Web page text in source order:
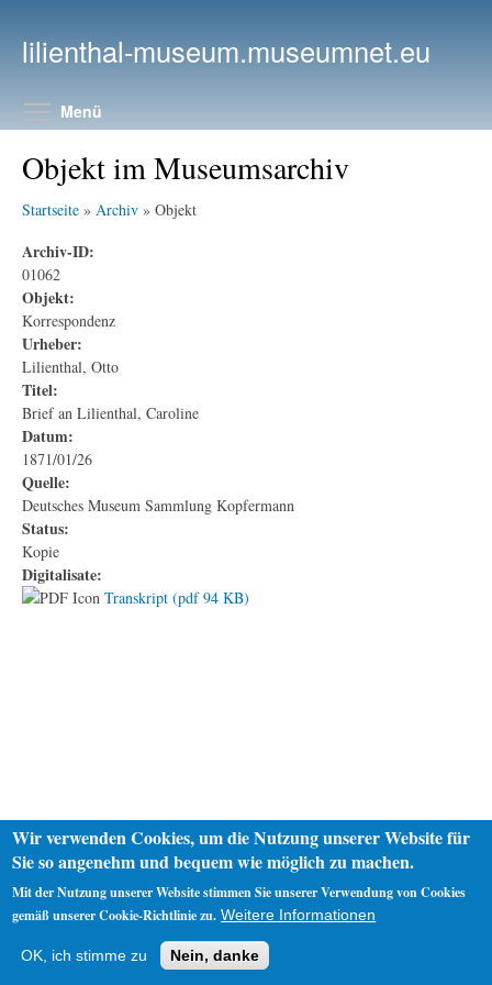
lilienthal-museum.museumnet.eu
Menü
Objekt im Museumsarchiv
Startseite » Archiv » Objekt
Archiv-ID:
01062
Objekt:
Korrespondenz
Urheber:
Lilienthal, Otto
Titel:
Brief an Lilienthal, Caroline
Datum:
1871/01/26
Quelle:
Deutsches Museum Sammlung Kopfermann
Status:
Kopie
Digitalisate:
Transkript (pdf 94 KB)
Impressum
Wir verwenden Cookies, um die Nutzung unserer Website für
Sie so angenehm und bequem wie möglich zu machen.
Mit der Nutzung unserer Website stimmen Sie unserer Verwendung von Cookies
gemäß unserer Cookie-Richtlinie zu. Weitere Informationen
OK, ich stimme zu Nein, danke